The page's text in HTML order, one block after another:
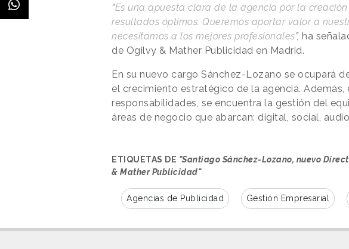
“Es una apuesta clara de la agencia por la
resultados óptimos. Queremos aportar valor a
necesitamos a los mejores profesionales”, ha
de Ogilvy & Mather Publicidad en Madrid.
En su nuevo cargo Sánchez-Lozano se ocupará
el crecimiento estratégico de la agencia. Además,
responsabilidades, se encuentra la gestión del
áreas de negocio que abarcan: digital, social,
ETIQUETAS DE "Santiago Sánchez-Lozano, nuevo
& Mather Publicidad"
Agencias de Publicidad Gestión Empresarial